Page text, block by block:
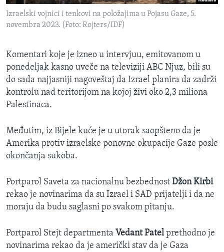
Izraelski vojnici i tenkovi na položajima u Pojasu Gaze, 5.
novembra 2023. (Foto: Rojters/IDF)
Komentari koje je izneo u intervjuu, emitovanom u
ponedeljak kasno uveče na televiziji ABC Njuz, bili su
do sada najjasniji nagoveštaj da Izrael planira da zadrži
kontrolu nad teritorijom na kojoj živi oko 2,3 miliona
Palestinaca.
Međutim, iz Bijele kuće je u utorak saopšteno da je
Amerika protiv izraelske ponovne okupacije Gaze posle
okončanja sukoba.
Portparol Saveta za nacionalnu bezbednost Džon Kirbi
rekao je novinarima da su Izrael i SAD prijatelji i da ne
moraju da budu saglasni po svakom pitanju.
Portparol Stejt departmenta Vedant Patelprethodno je
novinarima rekao da je američki stav da je Gaza